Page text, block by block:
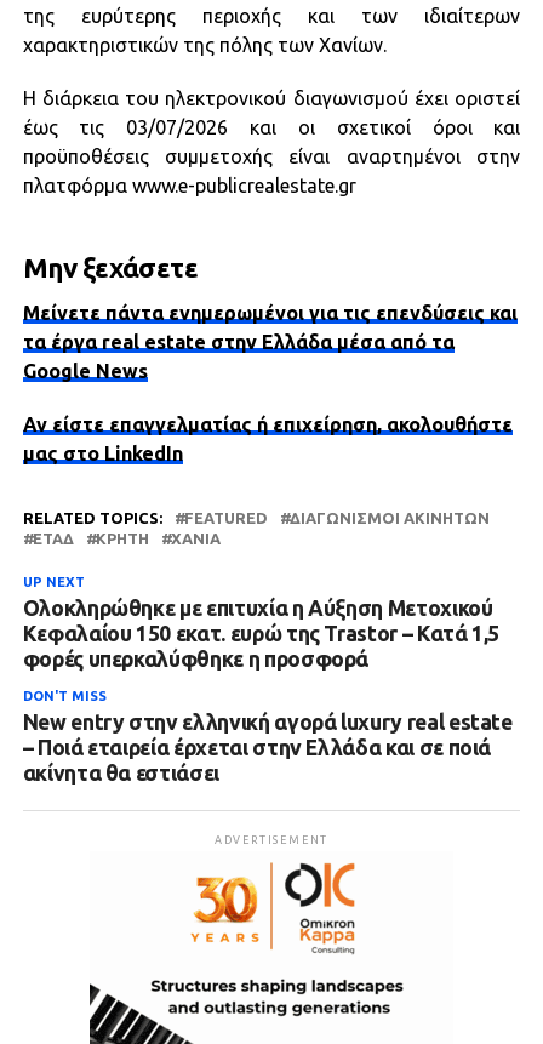
της ευρύτερης περιοχής και των ιδιαίτερων
χαρακτηριστικών της πόλης των Χανίων.
Η διάρκεια του ηλεκτρονικού διαγωνισμού έχει οριστεί
έως τις 03/07/2026 και οι σχετικοί όροι και
προϋποθέσεις συμμετοχής είναι αναρτημένοι στην
πλατφόρμα www.e-publicrealestate.gr
Μην ξεχάσετε
Μείνετε πάντα ενημερωμένοι για τις επενδύσεις και
τα έργα real estate στην Ελλάδα μέσα από τα
Google News
Αν είστε επαγγελματίας ή επιχείρηση, ακολουθήστε
μας στο LinkedIn
RELATED TOPICS: FEATURED
ΔΙΑΓΩΝΙΣΜΟΊ ΑΚΙΝΉΤΩΝ
ΕΤΑΔ
ΚΡΉΤΗ ΧΑΝΙΆ
UP NEXT
Ολοκληρώθηκε με επιτυχία η Αύξηση Μετοχικού
Κεφαλαίου 150 εκατ. ευρώ της Trastor – Κατά 1,5
φορές υπερκαλύφθηκε η προσφορά
DON'T MISS
New entry στην ελληνική αγορά luxury real estate
– Ποιά εταιρεία έρχεται στην Ελλάδα και σε ποιά
ακίνητα θα εστιάσει
ADVERTISEMENT